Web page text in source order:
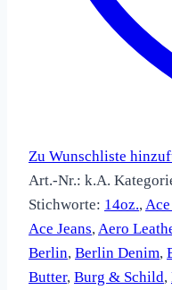
Zu Wunschliste
Art.-Nr.: k.A.
Stichworte: 14oz.,
Ace Jeans,Aero
Berlin, Berlin Denim,
Butter, Burg & Schild,